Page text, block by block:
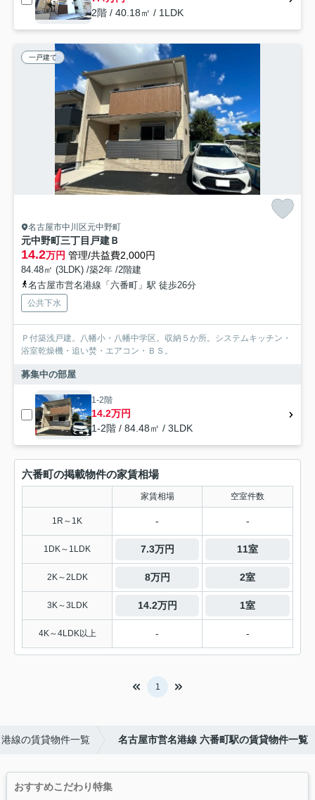
2階 / 40.18㎡ / 1LDK
一戸建て
名古屋市中川区元中野町
元中野町三丁目戸建Ｂ
14.2万円 管理/共益費2,000円
84.48㎡ (3LDK) /築2年 /2階建
名古屋市営名港線「六番町」駅 徒歩26分
公共下水
Ｐ付築浅戸建。八幡小・八幡中学区。収納５か所。システムキッチン・
浴室乾燥機・追い焚・エアコン・ＢＳ。
募集中の部屋
1-2階
14.2万円
1-2階 / 84.48㎡ / 3LDK
六番町の掲載物件の家賃相場
家賃相場 空室件数
1R～1K - -
1DK～1LDK 7.3万円 11室
2K～2LDK 8万円 2室
3K～3LDK 14.2万円 1室
4K～4LDK以上 - -
1
線の賃貸物件一覧 名古屋市営名港線 六番町駅の賃貸物件一覧
おすすめこだわり特集